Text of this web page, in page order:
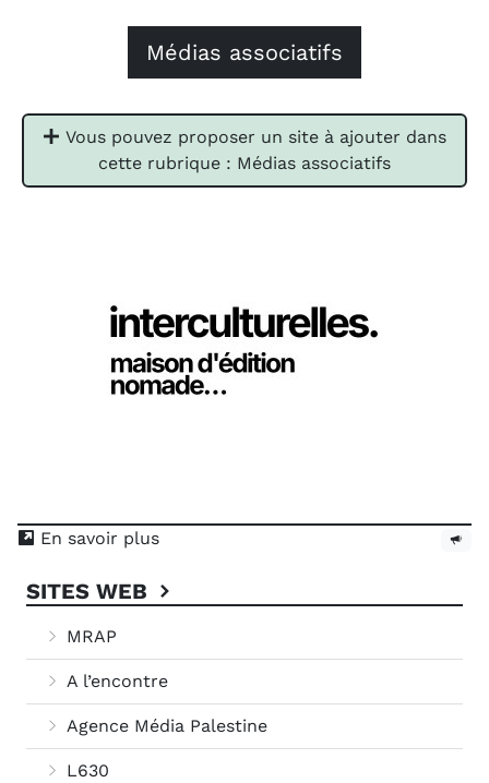
Médias associatifs
Vous pouvez proposer un site à ajouter dans
cette rubrique : Médias associatifs
En savoir plus
SITES WEB
MRAP
A l’encontre
Agence Média Palestine
L630